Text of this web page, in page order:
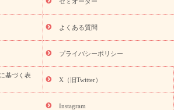
リザーブドフラワー
ひまわり ギフト・プ
贈り・お中元・暑中見舞い 花のギフト特集
フト・プレゼント特集
集
敬老の日 花のおすすめランキング
敬
ト・プレゼント特集
敬老の日 花とセットギ
敬老の日の花 全てのギフト一覧
キャン
ーガーディアンズ』コラボキャンペーン
す」キャンペーン
誕生日の花を探す
誕生日フラワーギフト特集
よくある質問
プライバシーポリシー
基づく表
X（旧Twitter）
Instagram